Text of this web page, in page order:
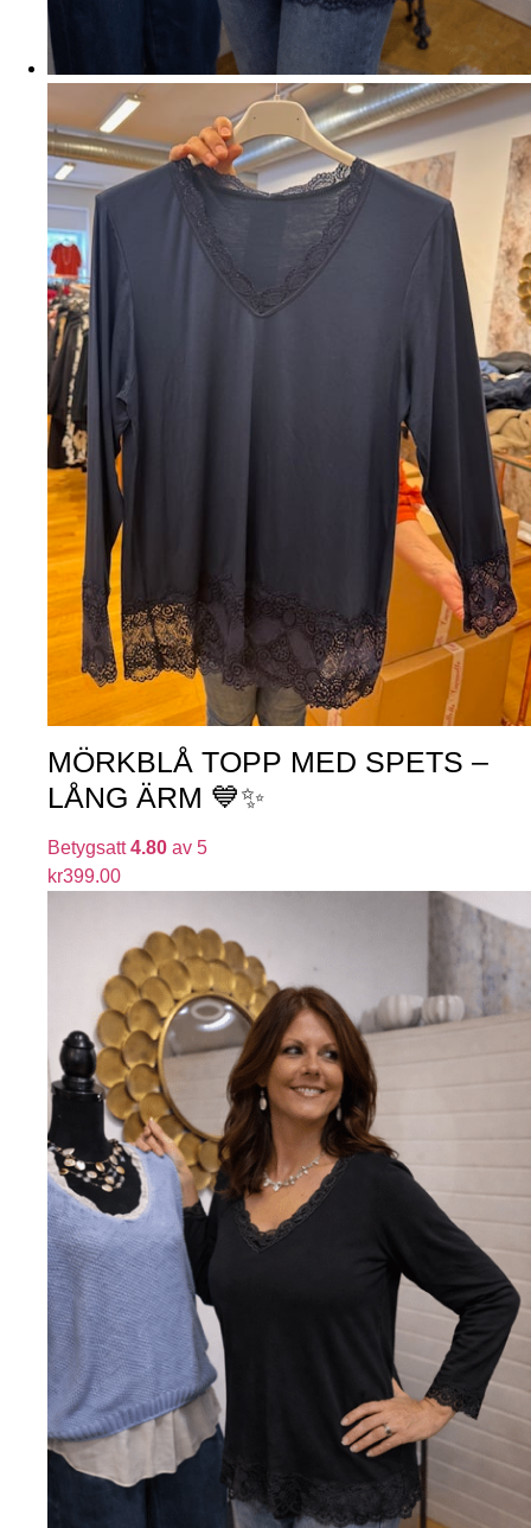
MÖRKBLÅ TOPP MED SPETS –
LÅNG ÄRM 💙✨
Betygsatt4.80 av 5
kr399.00